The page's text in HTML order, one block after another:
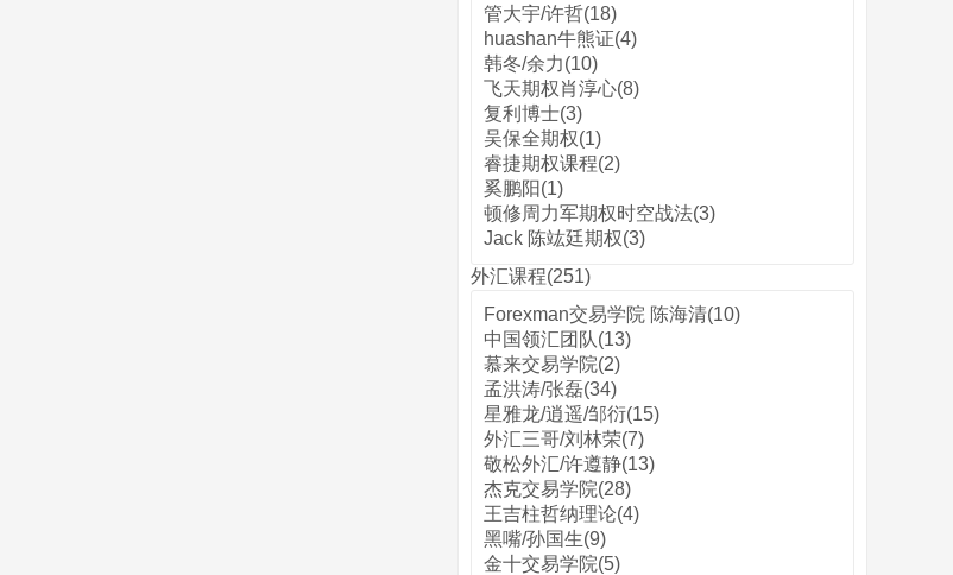
管大宇/许哲(18)
huashan牛熊证(4)
韩冬/余力(10)
飞天期权肖淳心(8)
复利博士(3)
吴保全期权(1)
睿捷期权课程(2)
奚鹏阳(1)
顿修周力军期权时空战法(3)
Jack 陈竑廷期权(3)
外汇课程(251)
Forexman交易学院 陈海清(10)
中国领汇团队(13)
慕来交易学院(2)
孟洪涛/张磊(34)
星雅龙/逍遥/邹衍(15)
外汇三哥/刘林荣(7)
敬松外汇/许遵静(13)
杰克交易学院(28)
王吉柱哲纳理论(4)
黑嘴/孙国生(9)
金十交易学院(5)